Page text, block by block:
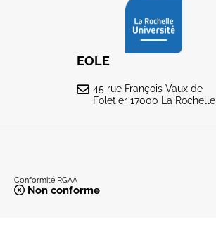
EOLE
45 rue François Vaux de
Foletier 17000 La Rochelle
Conformité RGAA
Non conforme